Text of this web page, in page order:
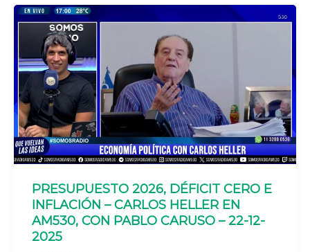
PRESUPUESTO 2026, DÉFICIT CERO E
INFLACIÓN – CARLOS HELLER EN
AM530, CON PABLO CARUSO – 22-12-
2025